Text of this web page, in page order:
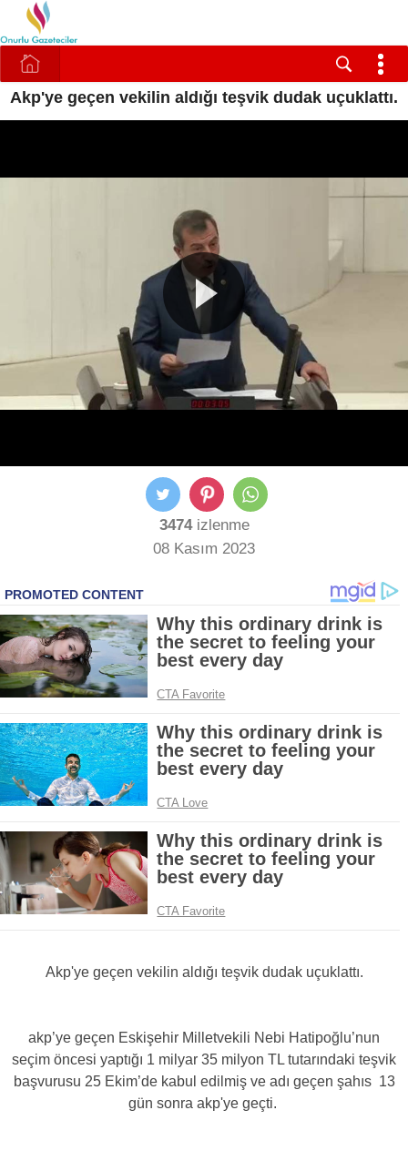
Akp'ye geçen vekilin aldığı teşvik dudak uçuklattı.
3474izlenme
08 Kasım 2023
Akp'ye geçen vekilin aldığı teşvik dudak uçuklattı.
akp’ye geçen Eskişehir Milletvekili Nebi Hatipoğlu’nun
seçim öncesi yaptığı 1 milyar 35 milyon TL tutarındaki teşvik
başvurusu 25 Ekim’de kabul edilmiş ve adı geçen şahıs 13
gün sonra akp'ye geçti.